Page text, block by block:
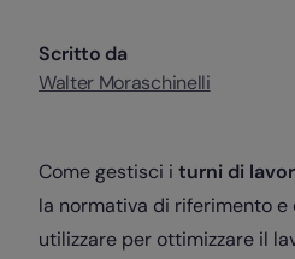
Scritto da
Walter Moraschinelli
Come gestisci i turni di
la normativa di riferimento
utilizzare per ottimizzare il